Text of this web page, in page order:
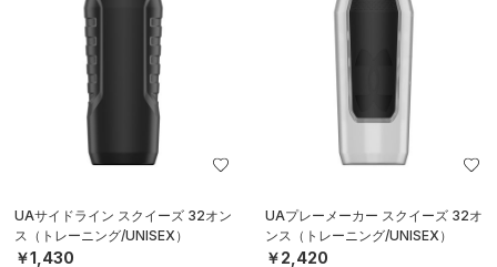
UAサイドライン スクイーズ 32オン
ス（トレーニング/UNISEX）
￥1,430
UAプレーメーカー スクイーズ 32オ
ンス（トレーニング/UNISEX）
￥2,420